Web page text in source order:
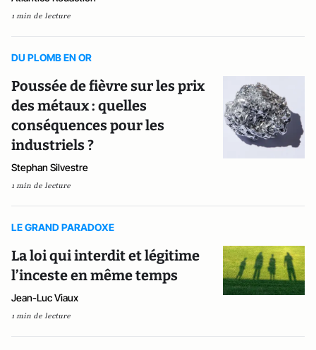
1 min de lecture
DU PLOMB EN OR
Poussée de fièvre sur les prix
des métaux : quelles
conséquences pour les
industriels ?
Stephan Silvestre
1 min de lecture
LE GRAND PARADOXE
La loi qui interdit et légitime
l’inceste en même temps
Jean-Luc Viaux
1 min de lecture